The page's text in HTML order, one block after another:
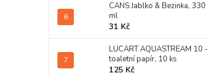
CANS Jablko & Bezinka, 330
ml
31 Kč
LUCART AQUASTREAM 10 -
toaletní papír, 10 ks
125 Kč